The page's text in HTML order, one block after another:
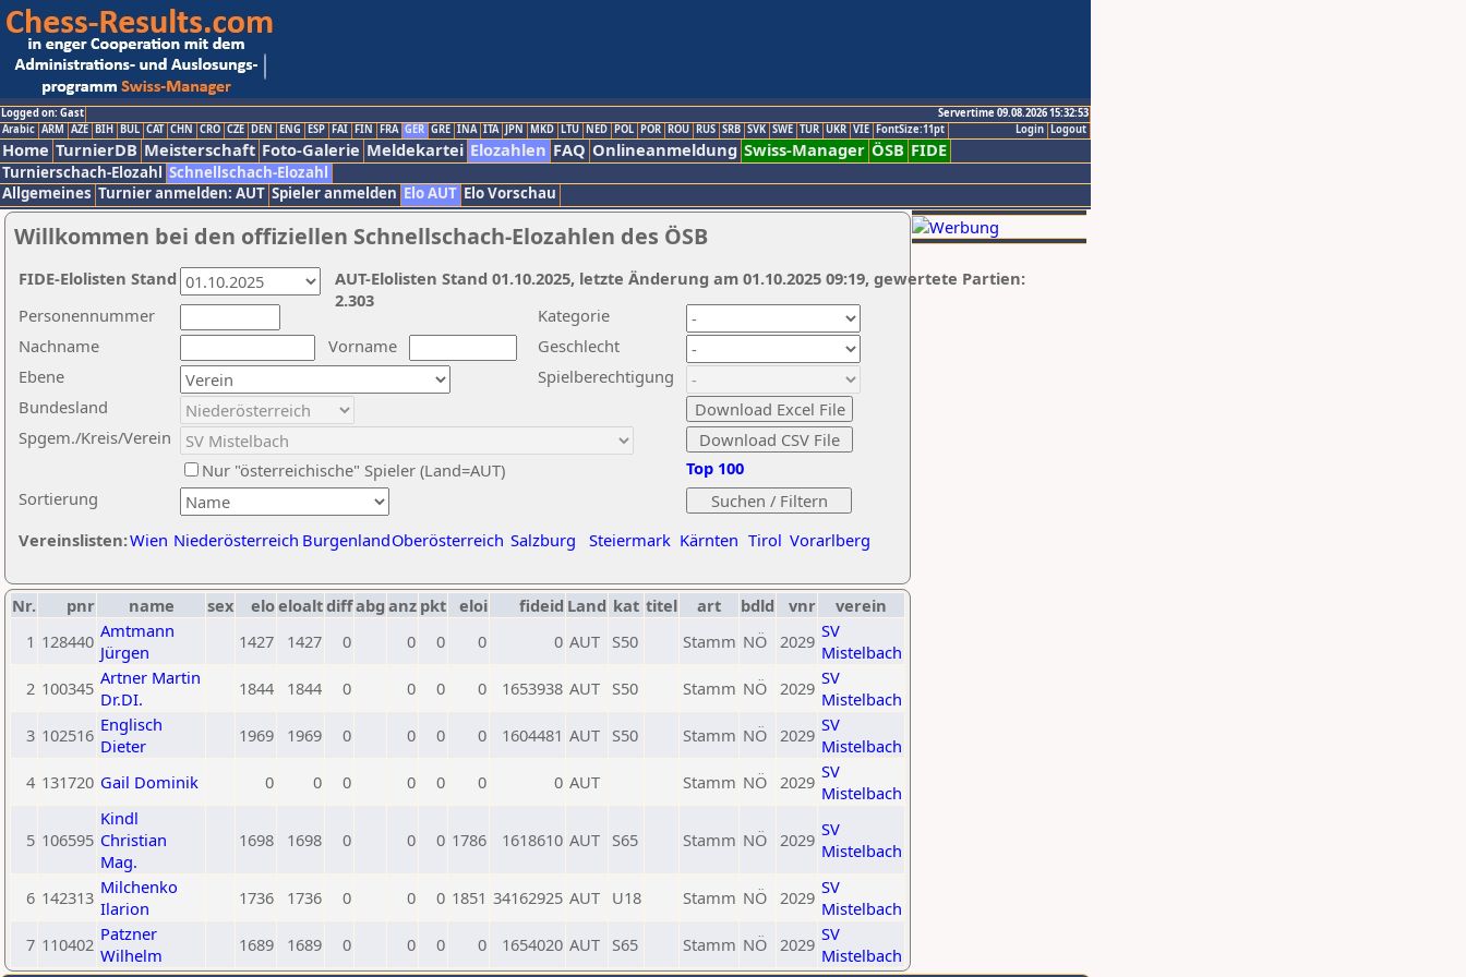
Logged on: Gast
Servertime 09.08.2026 15:32:53
Logout
Login
Arabic ARM AZE BIH BUL CAT CHN CRO CZE DEN ENG ESP FAI FIN FRA GER GRE INA ITA JPN MKD LTU NED POL POR ROU RUS SRB SVK SWE TUR UKR VIE FontSize:11pt
Home TurnierDB Meisterschaft Foto-Galerie Meldekartei Elozahlen FAQ Onlineanmeldung Swiss-Manager ÖSB FIDE
Turnierschach-Elozahl Schnellschach-Elozahl
Allgemeines Turnier anmelden: AUT Spieler anmelden Elo AUT Elo Vorschau
Willkommen bei den offiziellen Schnellschach-Elozahlen des ÖSB
Nachname
Vorname
Ebene
Kategorie
Sortierung
Personennummer
Bundesland
Spgem./Kreis/Verein
Geschlecht
Nur "österreichische" Spieler (Land=AUT)
Spielberechtigung
Vereinslisten:Wien Niederösterreich BurgenlandOberösterreich Salzburg Steiermark Kärnten Tirol Vorarlberg
Top 100
AUT-Elolisten Stand 01.10.2025, letzte Änderung am 01.10.2025 09:19, gewertete Partien:
2.303
FIDE-Elolisten Stand
Nr. pnr name sex eloeloaltdiffabg anz pkt eloi fideid Land kat titel art bdld vnr
verein
1 128440 Amtmann
Jürgen
1427 1427 0 0 0 0 0 AUT S50 Stamm NÖ 2029 SV
Mistelbach
2 100345 Artner Martin
Dr.DI.
1844 1844 0 0 0 0 1653938 AUT S50 Stamm NÖ 2029 SV
Mistelbach
3 102516 Englisch
Dieter
1969 1969 0 0 0 0 1604481 AUT S50 Stamm NÖ 2029 SV
Mistelbach
4 131720 Gail Dominik 0 0 0 0 0 0 0 AUT Stamm NÖ 2029 SV
Mistelbach
5 106595
Kindl
Christian
Mag.
1698 1698 0 0 0 1786 1618610 AUT S65 Stamm NÖ 2029 SV
Mistelbach
6 142313 Milchenko
Ilarion
1736 1736 0 0 0 1851 34162925 AUT U18 Stamm NÖ 2029 SV
Mistelbach
7 110402 Patzner
Wilhelm
1689 1689 0 0 0 0 1654020 AUT S65 Stamm NÖ 2029 SV
Mistelbach